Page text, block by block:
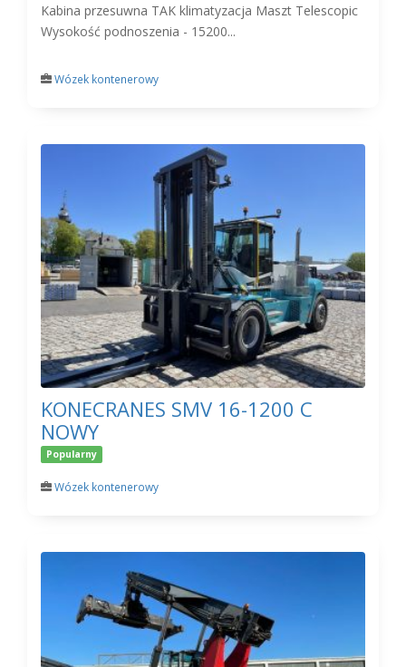
Kabina przesuwna TAK klimatyzacja Maszt Telescopic
Wysokość podnoszenia - 15200...
Wózek kontenerowy
KONECRANES SMV 16-1200 C
NOWY
Popularny
Wózek kontenerowy